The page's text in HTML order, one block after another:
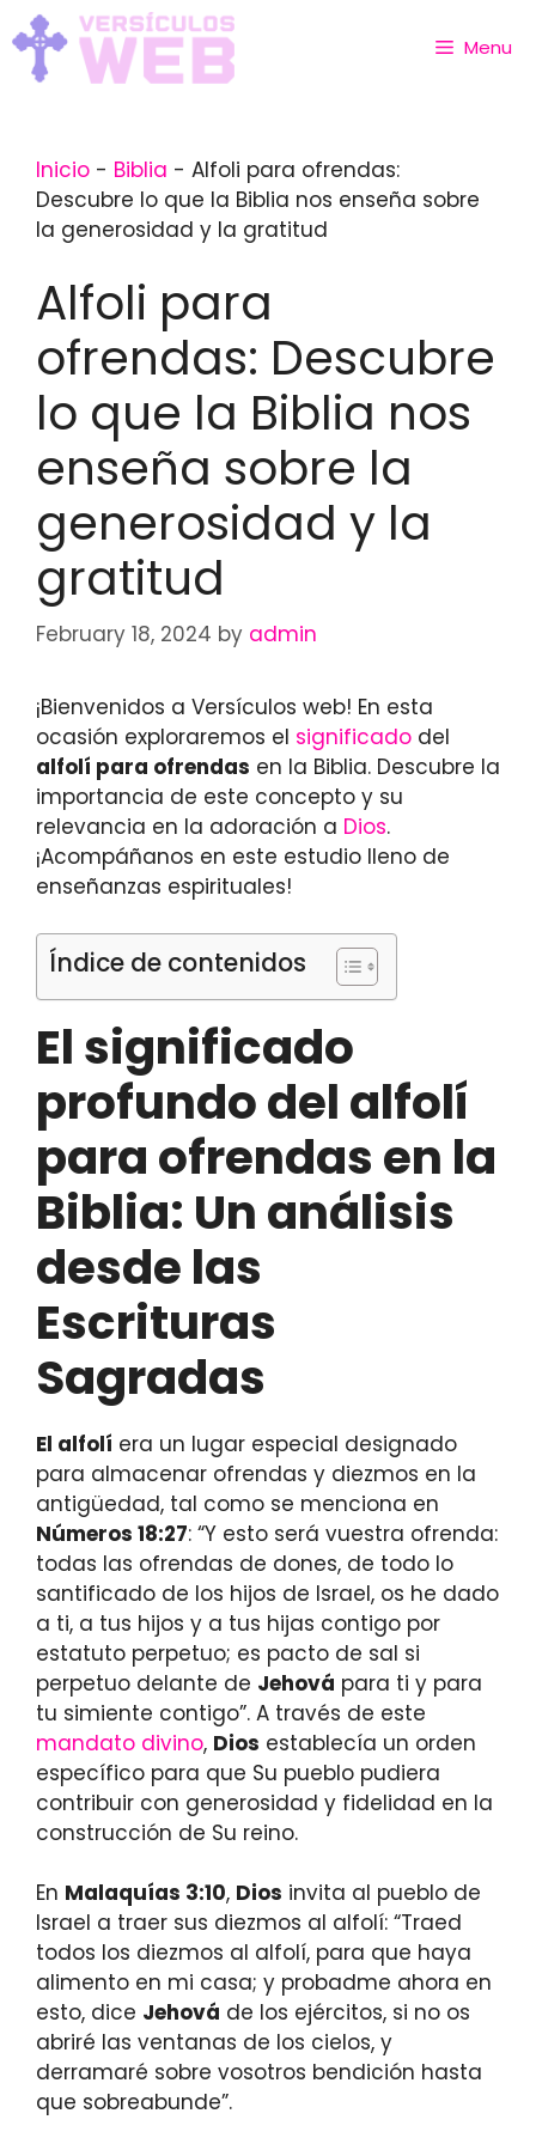
Skip
to
content
Menu
Inicio - Biblia - Alfoli para ofrendas:
Descubre lo que la Biblia nos enseña sobre
la generosidad y la gratitud
Alfoli para
ofrendas: Descubre
lo que la Biblia nos
enseña sobre la
generosidad y la
gratitud
February 18, 2024 by admin
¡Bienvenidos a Versículos web! En esta
ocasión exploraremos el significado del
alfolí para ofrendas en la Biblia. Descubre la
importancia de este concepto y su
relevancia en la adoración a Dios.
¡Acompáñanos en este estudio lleno de
enseñanzas espirituales!
Índice de contenidos
El significado
profundo del alfolí
para ofrendas en la
Biblia: Un análisis
desde las
Escrituras
Sagradas
El alfolí era un lugar especial designado
para almacenar ofrendas y diezmos en la
antigüedad, tal como se menciona en
Números 18:27: “Y esto será vuestra ofrenda:
todas las ofrendas de dones, de todo lo
santificado de los hijos de Israel, os he dado
a ti, a tus hijos y a tus hijas contigo por
estatuto perpetuo; es pacto de sal si
perpetuo delante de Jehová para ti y para
tu simiente contigo”. A través de este
mandato divino, Dios establecía un orden
específico para que Su pueblo pudiera
contribuir con generosidad y fidelidad en la
construcción de Su reino.
En Malaquías 3:10, Dios invita al pueblo de
Israel a traer sus diezmos al alfolí: “Traed
todos los diezmos al alfolí, para que haya
alimento en mi casa; y probadme ahora en
esto, dice Jehová de los ejércitos, si no os
abriré las ventanas de los cielos, y
derramaré sobre vosotros bendición hasta
que sobreabunde”.